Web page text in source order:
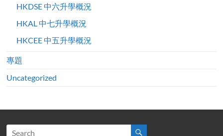
HKDSE 中六升學概況
HKAL 中七升學概況
HKCEE 中五升學概況
專題
Uncategorized